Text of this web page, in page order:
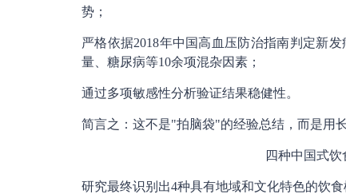
势；
严格依据2018年中国高血压防治指南判定新
量、糖尿病等10余项混杂因素；
通过多项敏感性分析验证结果稳健性。
简言之：这不是"拍脑袋"的经验总结，而是用
四种中国式
研究最终识别出4种具有地域和文化特色的饮